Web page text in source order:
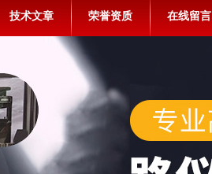
技术文章 荣誉资质 在线留言